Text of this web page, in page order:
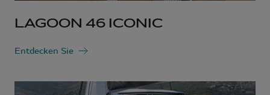
LAGOON 46 ICONIC
Entdecken Sie